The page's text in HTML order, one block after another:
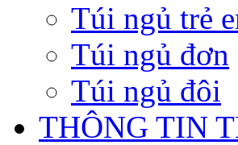
Túi ngủ trẻ
Túi ngủ đơn
Túi ngủ đôi
THÔNG TIN